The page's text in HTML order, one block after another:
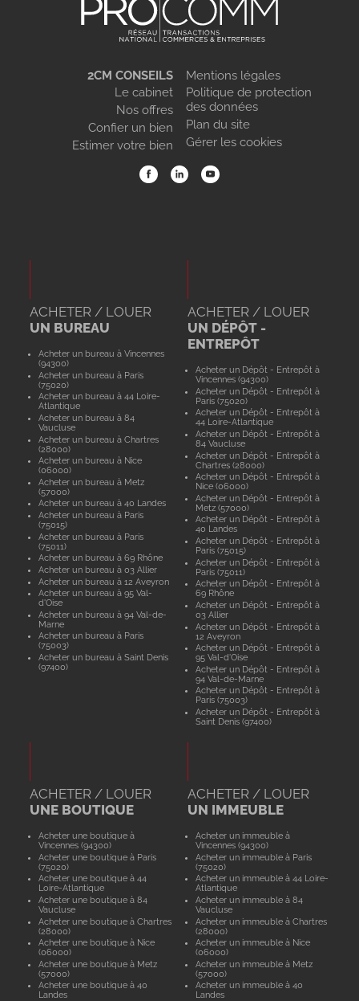
2CM CONSEILS
Le cabinet
Nos offres
Confier un bien
Estimer votre bien
Mentions légales
Politique de protection
des données
Plan du site
Gérer les cookies
ACHETER / LOUER
UN BUREAU
Acheter un bureau à Vincennes
(94300)
Acheter un bureau à Paris
(75020)
Acheter un bureau à 44 Loire-
Atlantique
Acheter un bureau à 84
Vaucluse
Acheter un bureau à Chartres
(28000)
Acheter un bureau à Nice
(06000)
Acheter un bureau à Metz
(57000)
Acheter un bureau à 40 Landes
Acheter un bureau à Paris
(75015)
Acheter un bureau à Paris
(75011)
Acheter un bureau à 69 Rhône
Acheter un bureau à 03 Allier
Acheter un bureau à 12 Aveyron
Acheter un bureau à 95 Val-
d'Oise
Acheter un bureau à 94 Val-de-
Marne
Acheter un bureau à Paris
(75003)
Acheter un bureau à Saint Denis
(97400)
ACHETER / LOUER
UN DÉPÔT -
ENTREPÔT
Acheter un Dépôt - Entrepôt à
Vincennes (94300)
Acheter un Dépôt - Entrepôt à
Paris (75020)
Acheter un Dépôt - Entrepôt à
44 Loire-Atlantique
Acheter un Dépôt - Entrepôt à
84 Vaucluse
Acheter un Dépôt - Entrepôt à
Chartres (28000)
Acheter un Dépôt - Entrepôt à
Nice (06000)
Acheter un Dépôt - Entrepôt à
Metz (57000)
Acheter un Dépôt - Entrepôt à
40 Landes
Acheter un Dépôt - Entrepôt à
Paris (75015)
Acheter un Dépôt - Entrepôt à
Paris (75011)
Acheter un Dépôt - Entrepôt à
69 Rhône
Acheter un Dépôt - Entrepôt à
03 Allier
Acheter un Dépôt - Entrepôt à
12 Aveyron
Acheter un Dépôt - Entrepôt à
95 Val-d'Oise
Acheter un Dépôt - Entrepôt à
94 Val-de-Marne
Acheter un Dépôt - Entrepôt à
Paris (75003)
Acheter un Dépôt - Entrepôt à
Saint Denis (97400)
ACHETER / LOUER
UNE BOUTIQUE
Acheter une boutique à
Vincennes (94300)
Acheter une boutique à Paris
(75020)
Acheter une boutique à 44
Loire-Atlantique
Acheter une boutique à 84
Vaucluse
Acheter une boutique à Chartres
(28000)
Acheter une boutique à Nice
(06000)
Acheter une boutique à Metz
(57000)
Acheter une boutique à 40
Landes
ACHETER / LOUER
UN IMMEUBLE
Acheter un immeuble à
Vincennes (94300)
Acheter un immeuble à Paris
(75020)
Acheter un immeuble à 44 Loire-
Atlantique
Acheter un immeuble à 84
Vaucluse
Acheter un immeuble à Chartres
(28000)
Acheter un immeuble à Nice
(06000)
Acheter un immeuble à Metz
(57000)
Acheter un immeuble à 40
Landes